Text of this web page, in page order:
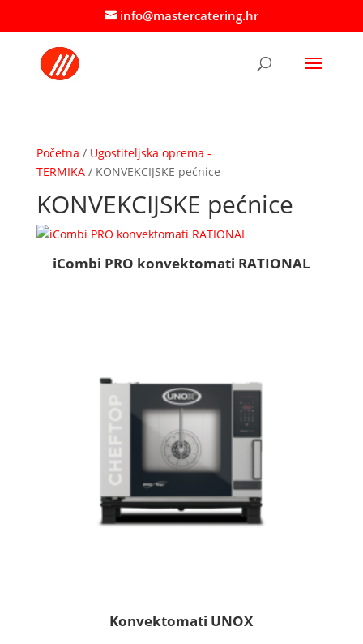
info@mastercatering.hr
Početna / Ugostiteljska oprema -
TERMIKA/ KONVEKCIJSKE pećnice
KONVEKCIJSKE pećnice
iCombi PRO konvektomati RATIONAL
Konvektomati UNOX